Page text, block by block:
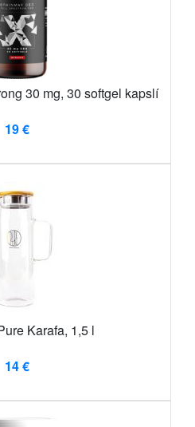
30 mg, 30 softgel kapslí
19 €
Karafa, 1,5 l
14 €